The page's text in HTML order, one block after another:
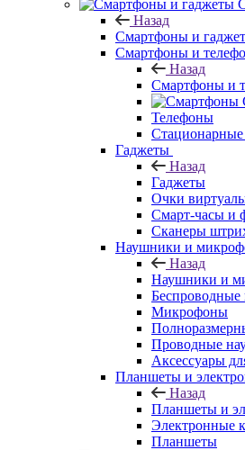
Назад
Смартфоны и
Смартфоны и
Назад
Смартфоны и
Телефоны
Гаджеты
Назад
Гаджеты
Очки
Смарт-часы и
Сканеры
Наушники и
Назад
Наушники и
Микрофоны
Проводные
Аксессуары
Планшеты и
Назад
Планшеты и
Электронные
Планшеты